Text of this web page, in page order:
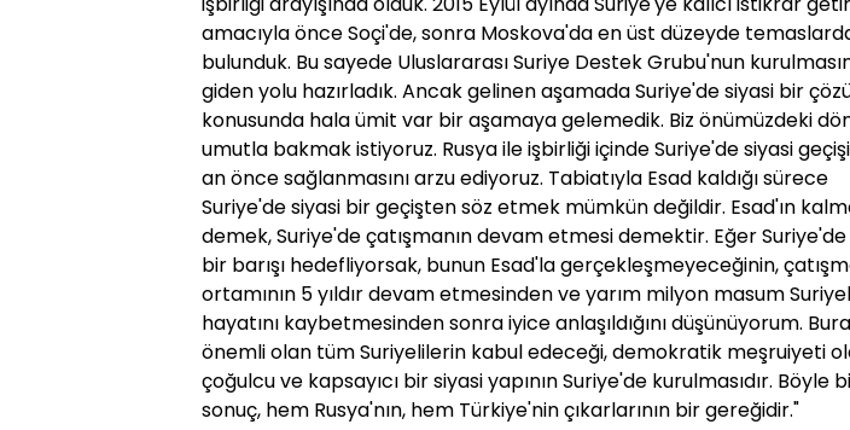
amacıyla önce Soçi'de, sonra Moskova'da en üst düzeyde
bulunduk. Bu sayede Uluslararası Suriye Destek Grubu'nun
giden yolu hazırladık. Ancak gelinen aşamada Suriye'de siyasi bir
konusunda hala ümit var bir aşamaya gelemedik. Biz önümüzdeki
umutla bakmak istiyoruz. Rusya ile işbirliği içinde Suriye'de siyasi
an önce sağlanmasını arzu ediyoruz. Tabiatıyla Esad kaldığı sürece
Suriye'de siyasi bir geçişten söz etmek mümkün değildir. Esad'ın
demek, Suriye'de çatışmanın devam etmesi demektir. Eğer Suriye'de
bir barışı hedefliyorsak, bunun Esad'la gerçekleşmeyeceğinin,
ortamının 5 yıldır devam etmesinden ve yarım milyon masum
hayatını kaybetmesinden sonra iyice anlaşıldığını düşünüyorum.
önemli olan tüm Suriyelilerin kabul edeceği, demokratik meşruiyeti
çoğulcu ve kapsayıcı bir siyasi yapının Suriye'de kurulmasıdır. Böyle
sonuç, hem Rusya'nın, hem Türkiye'nin çıkarlarının bir gereğidir."